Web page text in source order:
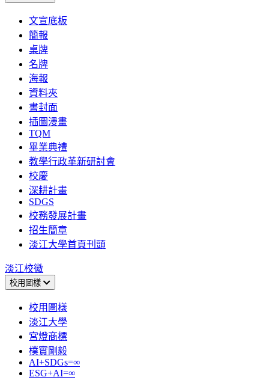
文宣底板
簡報
桌牌
名牌
海報
資料夾
書封面
插圖漫畫
TQM
畢業典禮
教學行政革新研討會
校慶
深耕計畫
SDGS
校務發展計畫
招生簡章
淡江大學首頁刊頭
淡江校徽
校用圖樣
校用圖樣
淡江大學
宮燈商標
樸實剛毅
AI+SDGs=∞
ESG+AI=∞